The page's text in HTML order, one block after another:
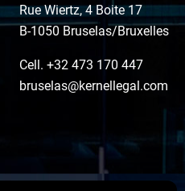
Rue Wiertz, 4 Boite 17
B-1050 Bruselas/Bruxelles
Cell. +32 473 170 447
bruselas@kernellegal.com